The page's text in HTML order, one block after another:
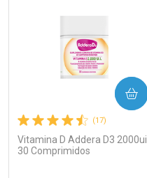
(17)
Vitamina D Addera D3 2000ui
30 Comprimidos
COMPRAR